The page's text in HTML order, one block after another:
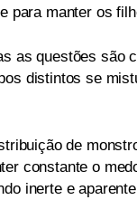
para manter os
as questões são
distintos se
de
constante o
inerte e